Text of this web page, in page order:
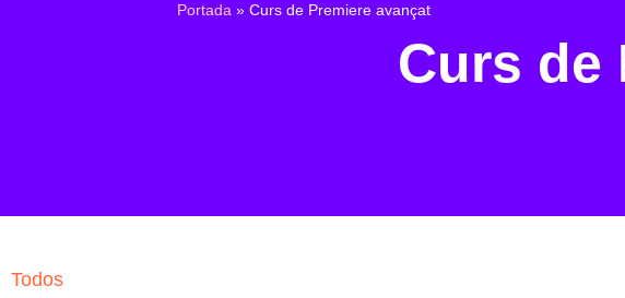
Portada » Curs de Premiere avançat
Curs de
Todos